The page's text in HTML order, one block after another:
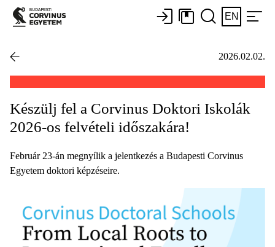
EN
2026.02.02.
Készülj fel a Corvinus Doktori Iskolák
2026-os felvételi időszakára!
Február 23-án megnyílik a jelentkezés a Budapesti Corvinus
Egyetem doktori képzéseire.